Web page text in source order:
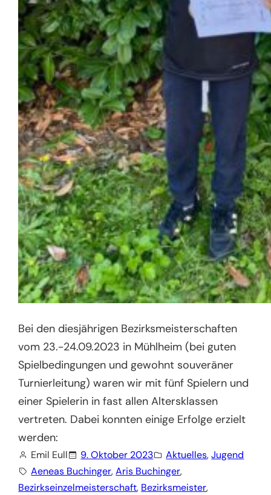
Bei den diesjährigen Bezirksmeisterschaften
vom 23.-24.09.2023 in Mühlheim (bei guten
Spielbedingungen und gewohnt souveräner
Turnierleitung) waren wir mit fünf Spielern und
einer Spielerin in fast allen Altersklassen
vertreten. Dabei konnten einige Erfolge erzielt
werden:
Emil Eull 9. Oktober 2023 Aktuelles, Jugend
Aeneas Buchinger, Aris Buchinger,
Bezirkseinzelmeisterschaft, Bezirksmeister,